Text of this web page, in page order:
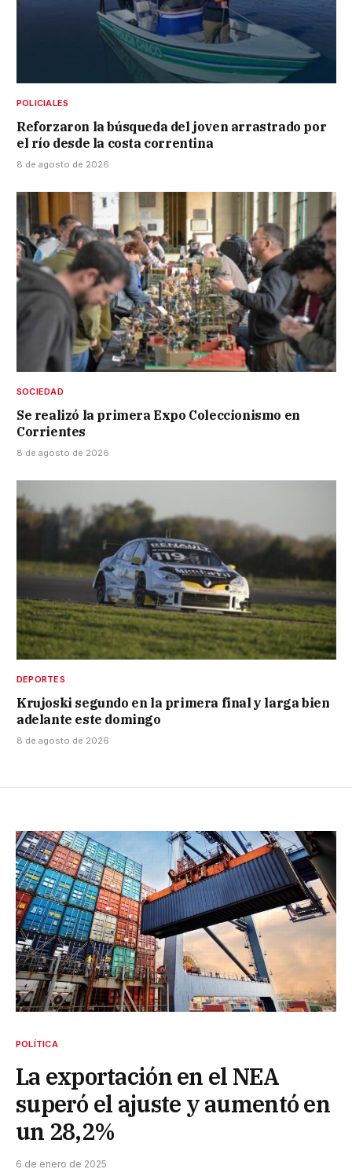
POLICIALES
Reforzaron la búsqueda del joven arrastrado por
el río desde la costa correntina
8 de agosto de 2026
SOCIEDAD
Se realizó la primera Expo Coleccionismo en
Corrientes
8 de agosto de 2026
DEPORTES
Krujoski segundo en la primera final y larga bien
adelante este domingo
8 de agosto de 2026
POLÍTICA
La exportación en el NEA
superó el ajuste y aumentó en
un 28,2%
6 de enero de 2025